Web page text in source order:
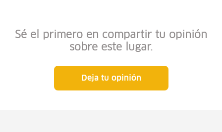
Sé el primero en compartir tu opinión
sobre este lugar.
Deja tu opinión